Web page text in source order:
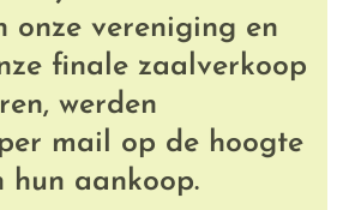
onze vereniging en
finale zaalverkoop
werden
mail op de hoogte
hun aankoop.